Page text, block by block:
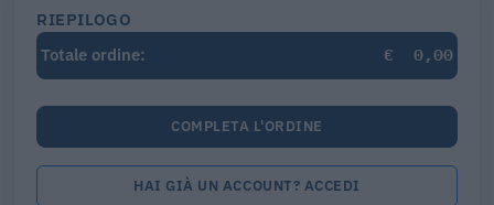
RIEPILOGO
Totale ordine:
€ 0,00
COMPLETA L'ORDINE
HAI GIÀ UN ACCOUNT? ACCEDI